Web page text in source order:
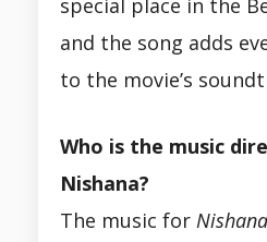
and the song adds
to the movie’s
Who is the music
Nishana?
The music for Nishana